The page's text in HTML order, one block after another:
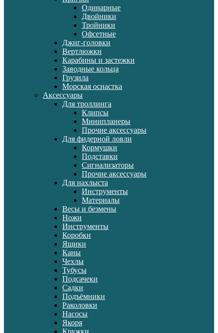
Одинарные
Двойники
Тройники
Офсетные
Джиг-головки
Вертлюжки
Карабины и застежки
Заводные кольца
Грузила
Морская оснастка
Аксессуары
Для троллинга
Клипсы
Минипланеры
Прочие аксессуары
Для фидерной ловли
Кормушки
Подставки
Сигнализаторы
Прочие аксессуары
Для нахлыста
Инструменты
Материалы
Весы и безмены
Ножи
Инструменты
Коробки
Ящики
Каны
Чехлы
Тубусы
Подсачеки
Садки
Подъёмники
Раколовки
Насосы
Якоря
Кружки